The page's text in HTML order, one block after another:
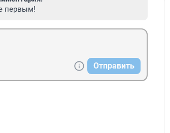
первым!
Отправить